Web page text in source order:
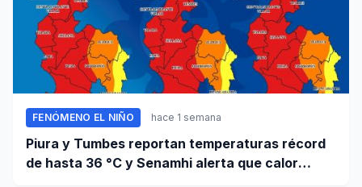
FENÓMENO EL NIÑO hace 1 semana
Piura y Tumbes reportan temperaturas récord
de hasta 36 °C y Senamhi alerta que calor